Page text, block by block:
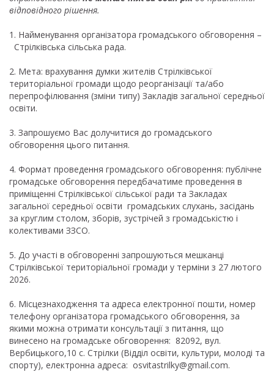
відповідного рішення.
1. Найменування організатора громадського обговорення –
Стрілківська сільська рада.
2. Мета: врахування думки жителів Стрілківської
територіальної громади щодо реорганізації та/або
перепрофілювання (зміни типу) Закладів загальної середньої
освіти.
3. Запрошуємо Вас долучитися до громадського
обговорення цього питання.
4. Формат проведення громадського обговорення: публічне
громадське обговорення передбачатиме проведення в
приміщенні Стрілківської сільської ради та Закладах
загальної середньої освіти громадських слухань, засідань
за круглим столом, зборів, зустрічей з громадськістю і
колективами ЗЗСО.
5. До участі в обговоренні запрошуються мешканці
Стрілківської територіальної громади у терміни з 27 лютого
2026.
6. Місцезнаходження та адреса електронної пошти, номер
телефону організатора громадського обговорення, за
якими можна отримати консультації з питання, що
винесено на громадське обговорення: 82092, вул.
Вербицького,10 с. Стрілки (Відділ освіти, культури, молоді та
спорту), електронна адреса: osvitastrilky@gmail.com.